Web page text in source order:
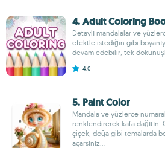
4. Adult Coloring
Detaylı mandalalar ve
efektle istediğin gibi
devam edebilir, tek
4.0
5. Paint Color
Mandala ve yüzlerce
renklendirerek kafa dağıtın.
çiçek, doğa gibi temalarda
açarsınız...